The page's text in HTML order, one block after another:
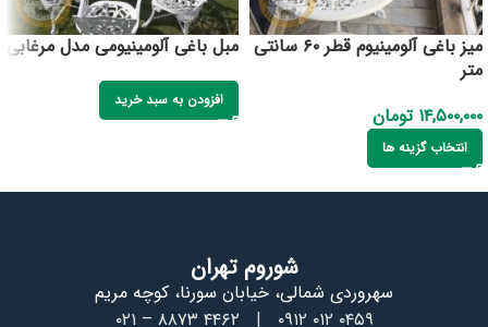
میز باغی آلومینیوم قطر ۶۰ سانتی
متر
۱۴,۵۰۰,۰۰۰ تومان
انتخاب گزینه ها
مبل باغی آلومینیومی مدل مرغابی
افزودن به سبد خرید
شوروم تهران
سهروردی شمالی، خیابان سورنا، کوچه مریم
۰۲۱ – ۸۸۷۳ ۴۴۶۲ | ۰۹۱۲ ۰۱۲ ۰۴۵۹